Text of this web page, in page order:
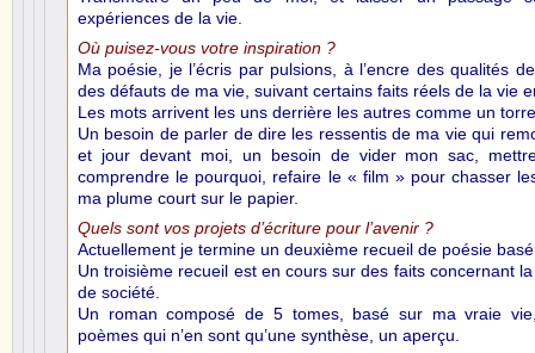
expériences de la vie.
Où puisez-vous votre inspiration ?
Ma poésie, je l’écris par pulsions, à l’encre des qualités
des défauts de ma vie, suivant certains faits réels de la vie
Les mots arrivent les uns derrière les autres comme un
Un besoin de parler de dire les ressentis de ma vie qui
et jour devant moi, un besoin de vider mon sac,
comprendre le pourquoi, refaire le « film » pour chasser
ma plume court sur le papier.
Quels sont vos projets d’écriture pour l’avenir ?
Actuellement je termine un deuxième recueil de poésie
Un troisième recueil est en cours sur des faits concernant
de société.
Un roman composé de 5 tomes, basé sur ma vraie
poèmes qui n’en sont qu’une synthèse, un aperçu.